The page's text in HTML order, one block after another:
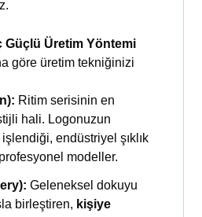
Güçlü Üretim Yöntemi
göre üretim tekniğinizi
Ritim serisinin en
hali. Logonuzun
endüstriyel şıklık
modeller.
Geleneksel dokuyu
birleştiren, kişiye